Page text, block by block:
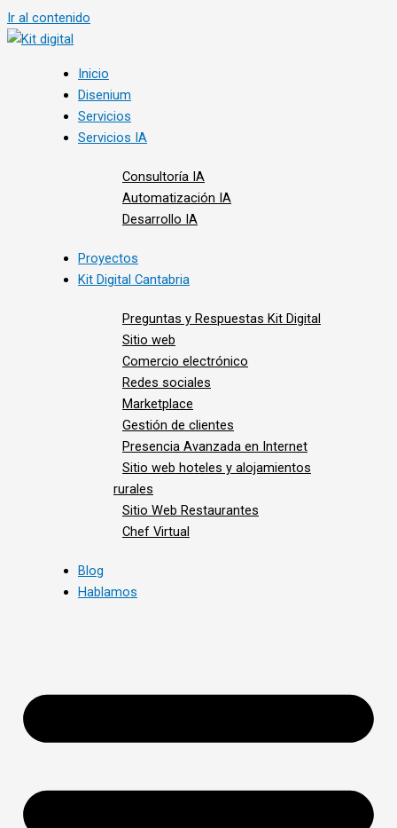
Ir al contenido
Inicio
Disenium
Servicios
Servicios IA
Consultoría IA
Automatización IA
Desarrollo IA
Proyectos
Kit Digital Cantabria
Preguntas y Respuestas Kit Digital
Sitio web
Comercio electrónico
Redes sociales
Marketplace
Gestión de clientes
Presencia Avanzada en Internet
Sitio web hoteles y alojamientos
rurales
Sitio Web Restaurantes
Chef Virtual
Blog
Hablamos